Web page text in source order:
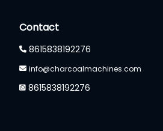
Contact
8615838192276
info@charcoalmachines.com
8615838192276